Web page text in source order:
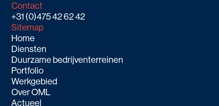
Contact
+31 (0)475 42 62 42
Sitemap
Home
Diensten
Duurzame bedrijventerreinen
Portfolio
Werkgebied
Over OML
Actueel